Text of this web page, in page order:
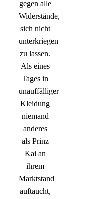
gegen alle
Widerstände,
sich nicht
unterkriegen
zu lassen.
Als eines
Tages in
unauffälliger
Kleidung
niemand
anderes
als Prinz
Kai an
ihrem
Marktstand
auftaucht,